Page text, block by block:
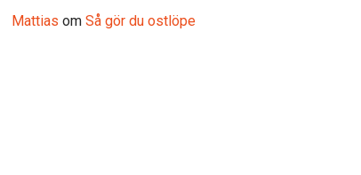
Mattias om Så gör du ostlöpe